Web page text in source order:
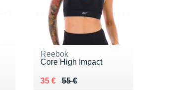
Reebok
Core High Impact
55 €
Au lieu de 55 €
35 €
Vendu 35 €